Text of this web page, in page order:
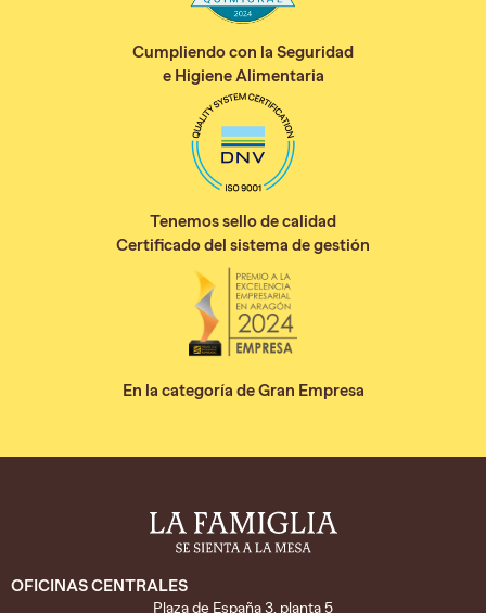
Cumpliendo con la Seguridad
e Higiene Alimentaria
Tenemos sello de calidad
Certificado del sistema de gestión
En la categoría de Gran Empresa
OFICINAS CENTRALES
Plaza de España 3, planta 5